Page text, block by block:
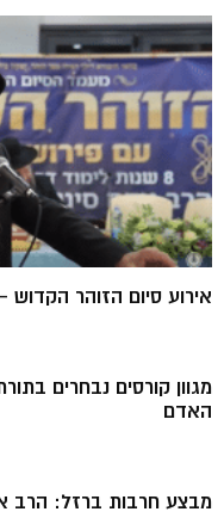
אירוע סיום הזוהר
מגוון קורסים נבחרים
האדם
מבצע חרבות ברזל: הרב